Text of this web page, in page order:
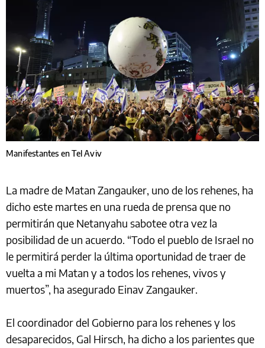
Manifestantes en Tel Aviv
La madre de Matan Zangauker, uno de los rehenes, ha
dicho este martes en una rueda de prensa que no
permitirán que Netanyahu sabotee otra vez la
posibilidad de un acuerdo. “Todo el pueblo de Israel no
le permitirá perder la última oportunidad de traer de
vuelta a mi Matan y a todos los rehenes, vivos y
muertos”, ha asegurado Einav Zangauker.
El coordinador del Gobierno para los rehenes y los
desaparecidos, Gal Hirsch, ha dicho a los parientes que